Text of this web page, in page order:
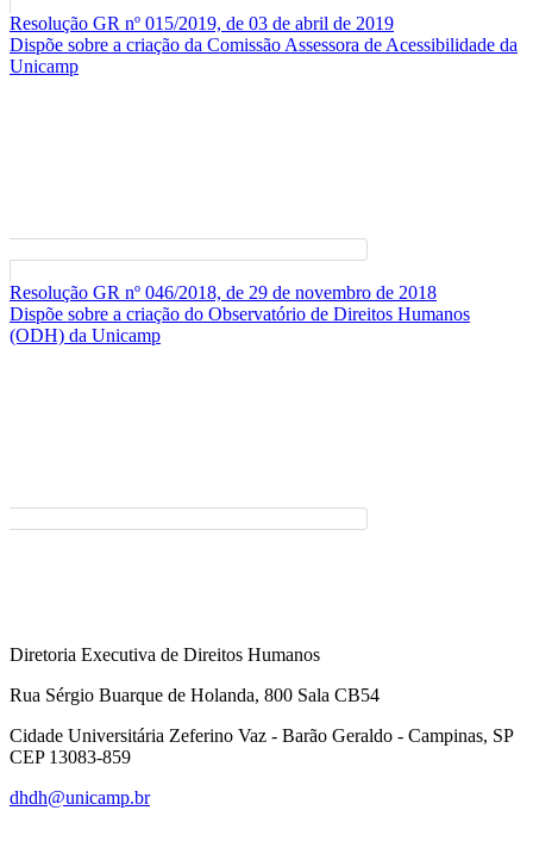
Resolução GR nº 015/2019, de 03 de abril de 2019
Dispõe sobre a criação da Comissão Assessora de Acessibilidade da
Unicamp
Resolução GR nº 046/2018, de 29 de novembro de 2018
Dispõe sobre a criação do Observatório de Direitos Humanos
(ODH) da Unicamp
Diretoria Executiva de Direitos Humanos
Rua Sérgio Buarque de Holanda, 800 Sala CB54
Cidade Universitária Zeferino Vaz - Barão Geraldo - Campinas, SP
CEP 13083-859
dhdh@unicamp.br